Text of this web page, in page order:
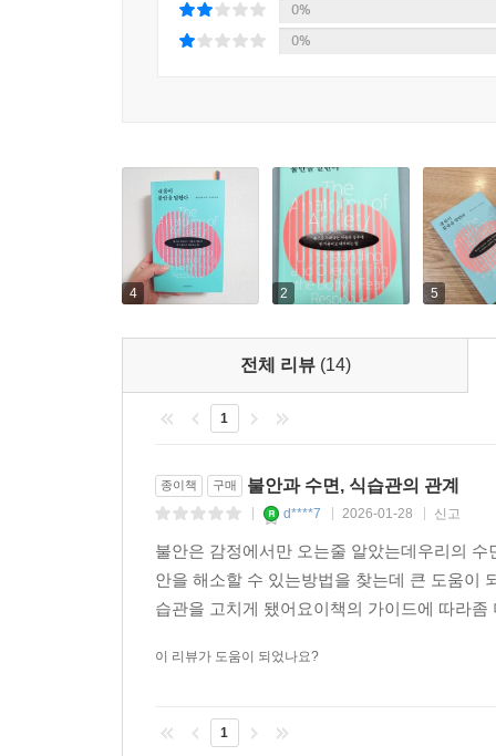
있을 삶의 측면들을 하나씩 들여다보자. (본문 중에
가보라고 권했다. 자연 속에서, 인공조명이 없는
내 불안은 대체 무슨 말을 하고 싶어 하는 걸까?
가짜 불안과 진짜 불안을 구별하고, 몸과 마음의
이런 생리적 욕구를 다스리고 난 후에도 여전
튼튼해져도, 자연의 이치에 따르며 잠을 푹 자게
난 후에 맞닥뜨리는 불안이 바로 내면의 긴급하고
명료함과 연민에서 나온다.
저자는 이런 감정을 억누르거나 피하기보다는
말하려는 것이 무엇일까?’라고 물어야 한다는
필요하다는 사실을 알려주는 중요한 지표 역할
찾아낼 수 있다.
가짜 불안과 진짜 불안은 얼핏 보면 상충하거
문제다. 아무리 장을 치유하고 디카페인 커피를
0%
0%
4 2 5
전체 리뷰 (14)
1
종이책 구매 불안과 수면, 식습관의 관계
d****7 2026-01-28 신고
불안은 감정에서만 오는줄 알았는데우리의
안을 해소할 수 있는방법을 찾는데 큰 도움이
습관을 고치게 됐어요이책의 가이드에 따라
이 리뷰가 도움이 되었나요?
1